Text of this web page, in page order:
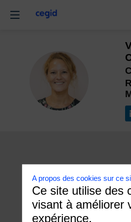
VC
A propos des cookies sur ce
Ce site utilise des
visant à améliorer
expérience.